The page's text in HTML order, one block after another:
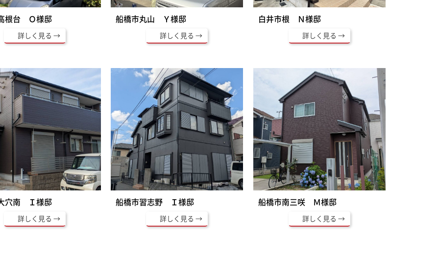
根台 Ｏ様邸
詳しく見る
船橋市丸山 Ｙ様邸
詳しく見る
白井市根 Ｎ様邸
詳しく見る
穴南 Ｉ様邸
詳しく見る
船橋市習志野 Ｉ様邸
詳しく見る
船橋市南三咲 Ｍ様邸
詳しく見る